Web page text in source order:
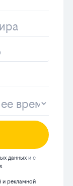
данных и с
рекламной